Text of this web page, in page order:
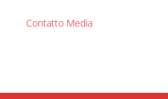
Contatto Media